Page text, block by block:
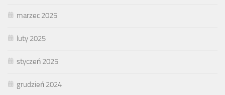
marzec 2025
luty 2025
styczeń 2025
grudzień 2024